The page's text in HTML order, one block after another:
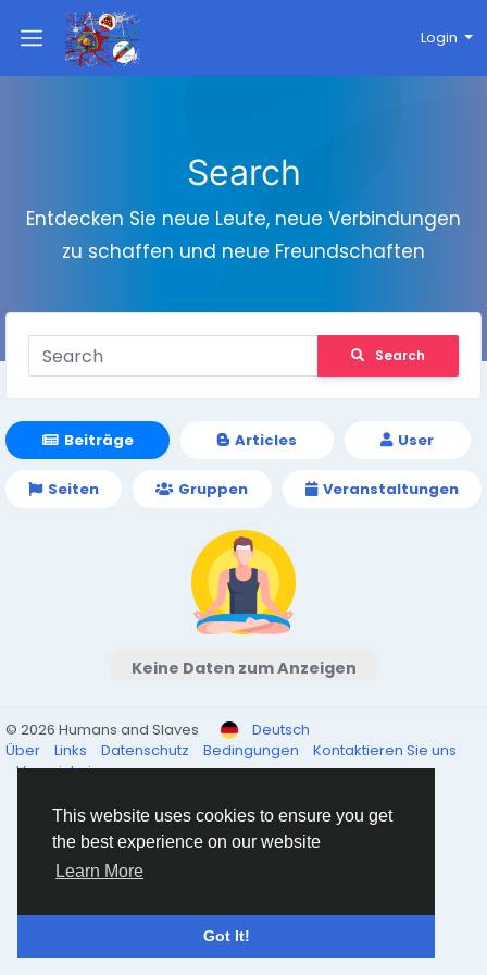
This website uses cookies to ensure you get
the best experience on our website
Learn More
Got It!
Login
Search
Entdecken Sie neue Leute, neue Verbindungen
zu schaffen und neue Freundschaften
Search
Beiträge Articles User
Seiten Gruppen Veranstaltungen
Keine Daten zum Anzeigen
© 2026 Humans and Slaves
Deutsch
Über
Links Datenschutz Bedingungen
Kontaktieren Sie uns
Verzeichnis